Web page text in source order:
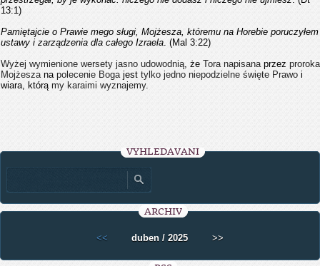
13:1)
Pamiętajcie o Prawie mego sługi, Mojżesza, któremu na Horebie poruczyłem
ustawy i zarządzenia dla całego Izraela. (Mal 3:22)
Wyżej wymienione wersety jasno udowodnią, że Tora napisanaprzez proroka
Mojżeszanapolecenie Bogajest tylko jedno niepodzielne święte Prawo i
wiara, którąmy karaimi wyznajemy.
VYHLEDÁVÁNÍ
ARCHIV
<< duben / 2025 >>